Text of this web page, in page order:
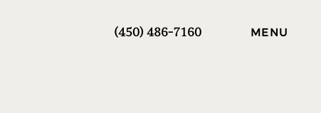
(450) 486-7160 MENU